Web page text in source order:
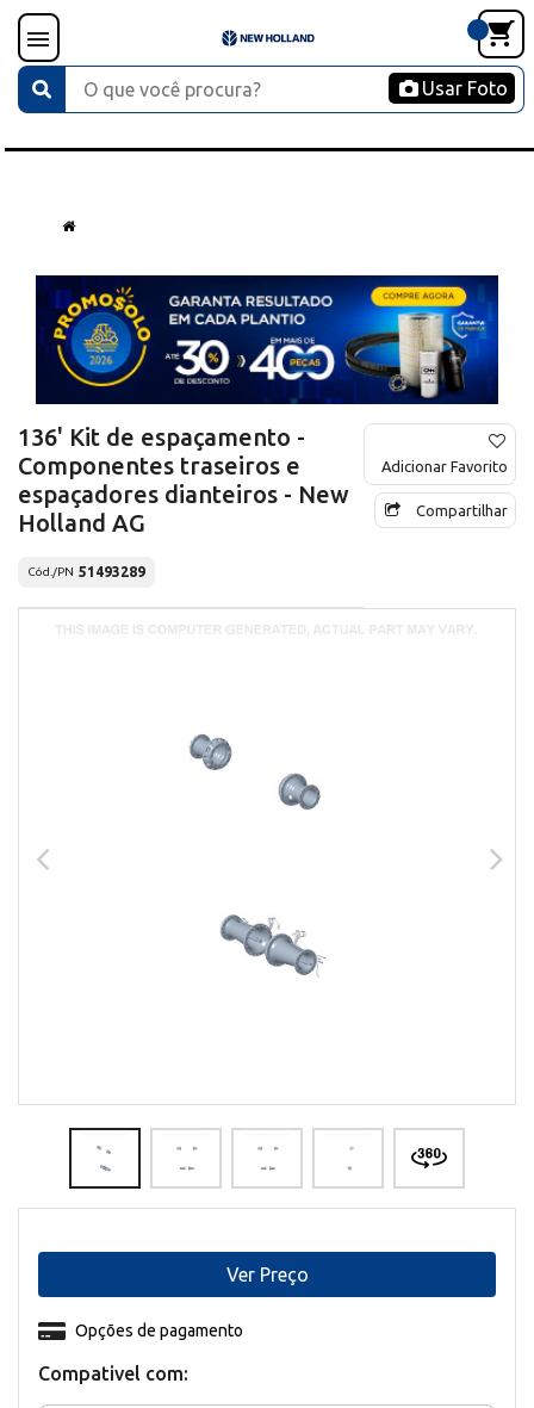
Usar Foto
136' Kit de espaçamento -
Componentes traseiros e
espaçadores dianteiros - New
Holland AG
Cód./PN 51493289
Adicionar Favorito
Compartilhar
Compativel com:
Opções de pagamento
Ver Preço